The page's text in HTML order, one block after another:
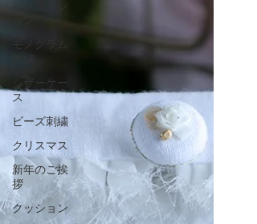
ピンクッシ
モノグラム
シザーケー
ス
ビーズ刺繍
クリスマス
新年のご挨
拶
クッション